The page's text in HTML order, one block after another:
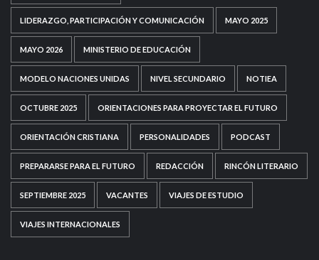
LIDERAZGO, PARTICIPACIÓN Y COMUNICACIÓN MAYO 2025
MAYO 2026 MINISTERIO DE EDUCACIÓN
MODELO NACIONES UNIDAS NIVEL SECUNDARIO NOTIEA
OCTUBRE 2025 ORIENTACIONES PARA PROYECTAR EL FUTURO
ORIENTACIÓN CRISTIANA PERSONALIDADES PODCAST
PREPARARSE PARA EL FUTURO REDACCIÓN RINCÓN LITERARIO
SEPTIEMBRE 2025 VACANTES VIAJES DE ESTUDIO
VIAJES INTERNACIONALES